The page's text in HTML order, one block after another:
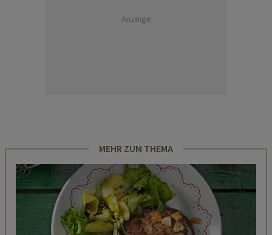
Anzeige
MEHR ZUM THEMA